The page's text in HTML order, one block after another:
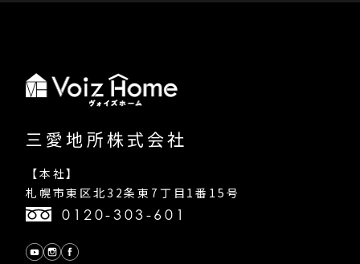
三愛地所株式会社
【本社】
札幌市東区北32条東7丁目1番15号
0120-303-601